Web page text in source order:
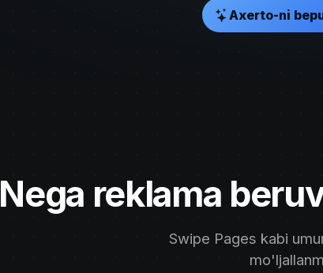
Axerto-ni
Nega reklama
Swipe Pages kabi